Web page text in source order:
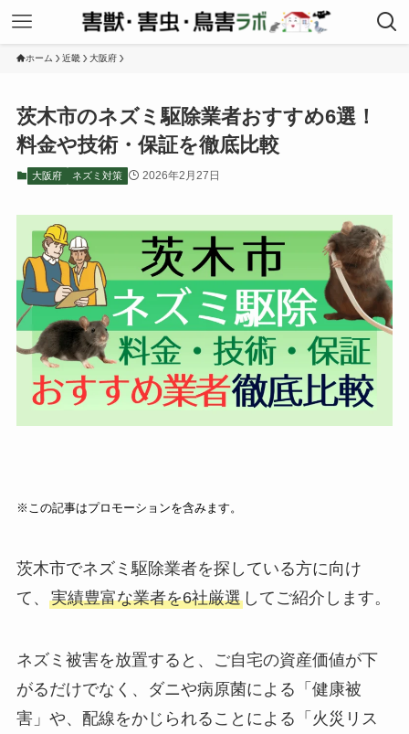
ホーム 近畿 大阪府
茨木市のネズミ駆除業者おすすめ6選！
料金や技術・保証を徹底比較
大阪府 ネズミ対策 2026年2月27日
※この記事はプロモーションを含みます。
茨木市でネズミ駆除業者を探している方に向け
て、 実績豊富な業者を6社厳選してご紹介します。
ネズミ被害を放置すると、ご自宅の資産価値が下
がるだけでなく、ダニや病原菌による「健康被
害」や、配線をかじられることによる「火災リス